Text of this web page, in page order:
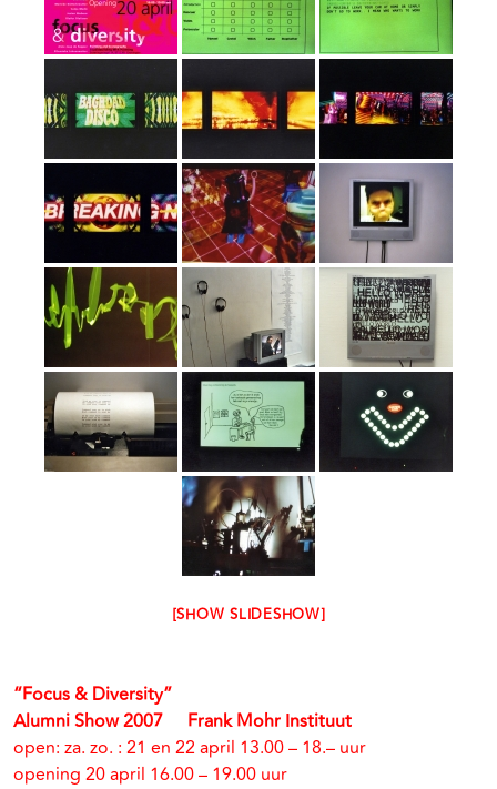
[SHOW SLIDESHOW]
“Focus & Diversity”
Alumni Show 2007 Frank Mohr Instituut
open: za. zo. : 21 en 22 april 13.00 – 18.– uur
opening 20 april 16.00 – 19.00 uur